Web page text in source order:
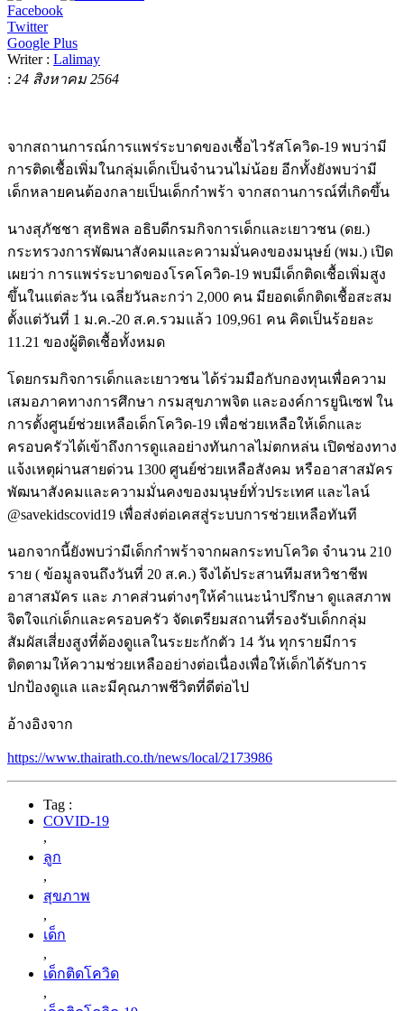
Facebook
Twitter
Google Plus
Writer : Lalimay
: 24 สิงหาคม 2564
จากสถานการณ์การแพร่ระบาดของเชื้อไวรัสโควิด-19 พบว่ามี
การติดเชื้อเพิ่มในกลุ่มเด็กเป็นจำนวนไม่น้อย อีกทั้งยังพบว่ามี
เด็กหลายคนต้องกลายเป็นเด็กกำพร้า จากสถานการณ์ที่เกิดขึ้น
นางสุภัชชา สุทธิพล อธิบดีกรมกิจการเด็กและเยาวชน (ดย.)
กระทรวงการพัฒนาสังคมและความมั่นคงของมนุษย์ (พม.) เปิด
เผยว่า การแพร่ระบาดของโรคโควิด-19 พบมีเด็กติดเชื้อเพิ่มสูง
ขึ้นในแต่ละวัน เฉลี่ยวันละกว่า 2,000 คน มียอดเด็กติดเชื้อสะสม
ตั้งแต่วันที่ 1 ม.ค.-20 ส.ค.รวมแล้ว 109,961 คน คิดเป็นร้อยละ
11.21 ของผู้ติดเชื้อทั้งหมด
โดยกรมกิจการเด็กและเยาวชน ได้ร่วมมือกับกองทุนเพื่อความ
เสมอภาคทางการศึกษา กรมสุขภาพจิต และองค์การยูนิเซฟ ใน
การตั้งศูนย์ช่วยเหลือเด็กโควิด-19 เพื่อช่วยเหลือให้เด็กและ
ครอบครัวได้เข้าถึงการดูแลอย่างทันกาลไม่ตกหล่น เปิดช่องทาง
แจ้งเหตุผ่านสายด่วน 1300 ศูนย์ช่วยเหลือสังคม หรืออาสาสมัคร
พัฒนาสังคมและความมั่นคงของมนุษย์ทั่วประเทศ และไลน์
@savekidscovid19 เพื่อส่งต่อเคสสู่ระบบการช่วยเหลือทันที
นอกจากนี้ยังพบว่ามีเด็กกำพร้าจากผลกระทบโควิด จำนวน 210
ราย ( ข้อมูลจนถึงวันที่ 20 ส.ค.) จึงได้ประสานทีมสหวิชาชีพ
อาสาสมัคร และ ภาคส่วนต่างๆให้คำแนะนำปรึกษา ดูแลสภาพ
จิตใจแก่เด็กและครอบครัว จัดเตรียมสถานที่รองรับเด็กกลุ่ม
สัมผัสเสี่ยงสูงที่ต้องดูแลในระยะกักตัว 14 วัน ทุกรายมีการ
ติดตามให้ความช่วยเหลืออย่างต่อเนื่องเพื่อให้เด็กได้รับการ
ปกป้องดูแล และมีคุณภาพชีวิตที่ดีต่อไป
อ้างอิงจาก
https://www.thairath.co.th/news/local/2173986
Tag :
COVID-19
,
ลูก
,
สุขภาพ
,
เด็ก
,
เด็กติดโควิด
,